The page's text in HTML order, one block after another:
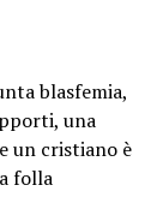
blasfemia,
una
un cristiano è
folla